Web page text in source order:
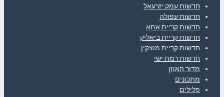
חדשות עמק יזרעאל
חדשות עפולה
חדשות קריית אתא
חדשות קריית ביאליק
חדשות קריית מוצקין
חדשות רמת ישי
מדור האוזן
מתכונים
פלילים